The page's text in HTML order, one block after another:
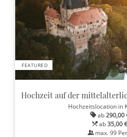
FEATURED
Hochzeit auf der
Hochzeitslocation in
ab290,00
ab35,00 €
max. 99